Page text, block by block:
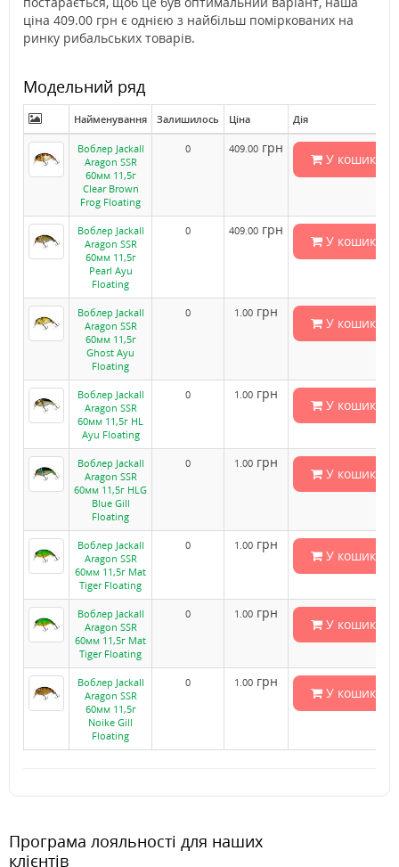
ціна 409.00 грн є однією з найбільш поміркованих на
ринку рибальських товарів.
Модельний ряд
Найменування Залишилось Ціна Дія
Воблер Jackall
Aragon SSR
60мм 11,5г
Clear Brown
Frog Floating
0 409.00 грн
У кошик
Воблер Jackall
Aragon SSR
60мм 11,5г
Pearl Ayu
Floating
0 409.00 грн
У кошик
Воблер Jackall
Aragon SSR
60мм 11,5г
Ghost Ayu
Floating
0 1.00 грн
У кошик
Воблер Jackall
Aragon SSR
60мм 11,5г HL
Ayu Floating
0 1.00 грн
У кошик
Воблер Jackall
Aragon SSR
60мм 11,5г HLG
Blue Gill
Floating
0 1.00 грн
У кошик
Воблер Jackall
Aragon SSR
60мм 11,5г Mat
Tiger Floating
0 1.00 грн
У кошик
Воблер Jackall
Aragon SSR
60мм 11,5г Mat
Tiger Floating
0 1.00 грн
У кошик
Воблер Jackall
Aragon SSR
60мм 11,5г
Noike Gill
Floating
0 1.00 грн
У кошик
Програма лояльності для наших
клієнтів